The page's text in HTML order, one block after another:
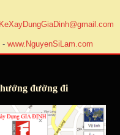
- www.NguyenSiLam.com
đường đi